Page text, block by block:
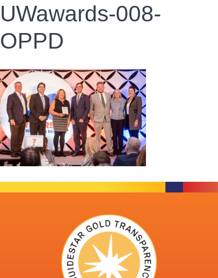
UWawards-008-
OPPD